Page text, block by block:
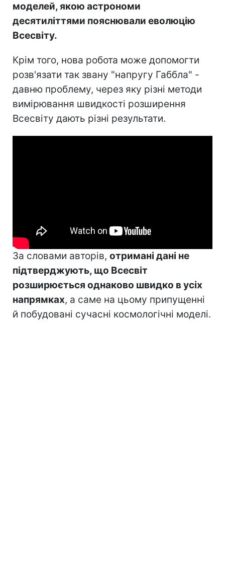
моделей, якою астрономи
десятиліттями пояснювали еволюцію
Всесвіту.
Крім того, нова робота може допомогти
розв'язати так звану "напругу Габбла" -
давню проблему, через яку різні методи
вимірювання швидкості розширення
Всесвіту дають різні результати.
За словами авторів, отримані дані не
підтверджують, що Всесвіт
розширюється однаково швидко в усіх
напрямках, а саме на цьому припущенні
й побудовані сучасні космологічні моделі.